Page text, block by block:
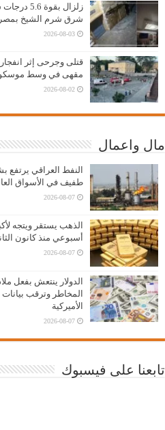
زلزال بقوة
شرق شرم الشيخ بمصر
2026-08-03
قتلى وجرحى إثر
مقهى في وسط موسكو
2026-08-02
مال واعمال
النفط العراقي يرتفع
طفيف في الأسواق
2026-08-07
الذهب يستقر ويتجه
أسبوعي منذ كانون
2026-08-07
الدولار ينتعش بفعل
المخاطر وترقب بيانات
الأميركية
2026-08-07
تابعنا على فيسبوك